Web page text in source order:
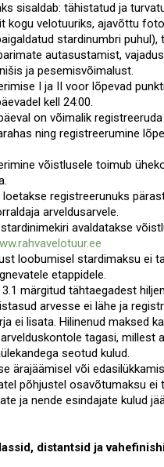
sisaldab: tähistatud ja
kogu velotuuriks, ajavõttu
stardinumbri puhul),
autasustamist,
ja pesemisvõimalust.
I ja II voor lõpevad
kell 24:00.
on võimalik
ning registreerumine
võistlusele toimub
loetakse registreerunuks
arveldusarvele.
avaldatakse
loobumisel stardimaksu ei
etappidele.
märgitud tähtaegadest
arvesse ei lähe ja
ei lisata. Hilinenud maksed
tagasi, millest
seotud kulud.
ärajäämisel või
põhjustel osavõtumaksu ei
ja nende esindajate kulud
distantsid ja